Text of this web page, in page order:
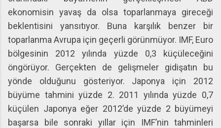
ekonomisin yavaş da olsa toparlanmaya gireceği
beklentisini yansıtıyor. Buna karşılık benzer bir
toparlanma Avrupa için geçerli görünmüyor. IMF, Euro
bölgesinin 2012 yılında yüzde 0,3 küçüleceğini
öngörüyor. Gerçekten de gelişmeler gidişatın bu
yönde olduğunu gösteriyor. Japonya için 2012
büyüme tahmini yüzde 2. 2011 yılında yüzde 0,7
küçülen Japonya eğer 2012’de yüzde 2 büyümeyi
başarsa bile sonraki yıllar için IMF’nin tahminleri